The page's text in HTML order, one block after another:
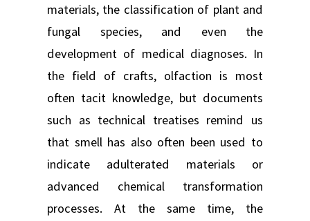
materials, the classification of plant and
fungal species, and even the
development of medical diagnoses. In
the field of crafts, olfaction is most
often tacit knowledge, but documents
such as technical treatises remind us
that smell has also often been used to
indicate adulterated materials or
advanced chemical transformation
processes. At the same time, the